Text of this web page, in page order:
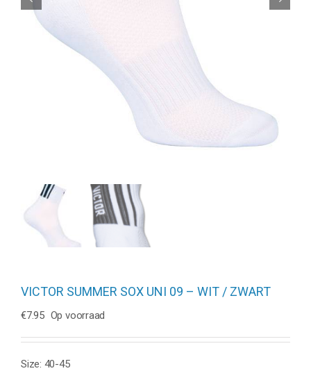
VICTOR SUMMER SOX UNI 09 – WIT / ZWART
€7.95 Op voorraad
Size: 40-45